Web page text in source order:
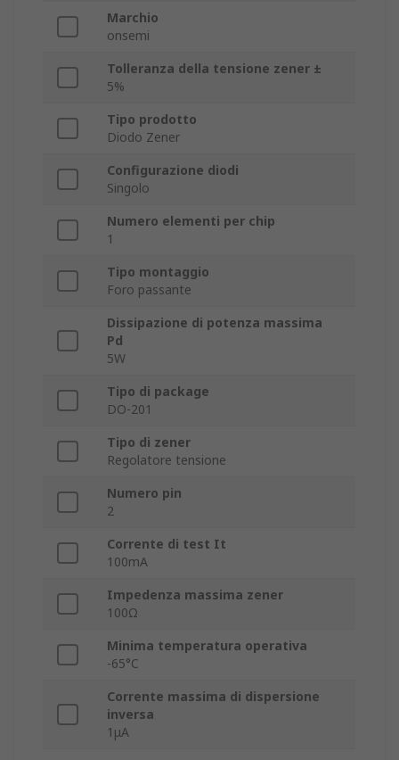
Marchio
onsemi
Tolleranza della tensione zener ±
5%
Tipo prodotto
Diodo Zener
Configurazione diodi
Singolo
Numero elementi per chip
1
Tipo montaggio
Foro passante
Dissipazione di potenza massima
Pd
5W
Tipo di package
DO-201
Tipo di zener
Regolatore tensione
Numero pin
2
Corrente di test It
100mA
Impedenza massima zener
100Ω
Minima temperatura operativa
-65°C
Corrente massima di dispersione
inversa
1μA